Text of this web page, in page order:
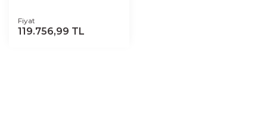
Fiyat
119.756,99 TL